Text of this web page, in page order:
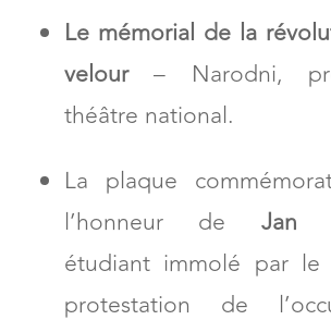
Le mémorial de la
velour– Narodni,
théâtre national.
La plaque
l’honneur deJan
étudiant immolé par
protestation de